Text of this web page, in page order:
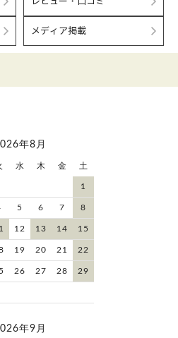
メディア掲載
年8月
水 木 金 土
1
5 6 7 8
12 13 14 15
19 20 21 22
26 27 28 29
年9月